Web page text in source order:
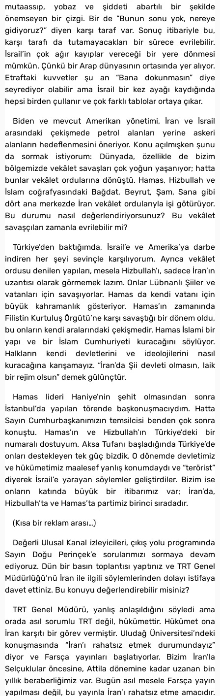
mutaassıp, yobaz ve şiddeti abartılı bir şekilde
önemseyen bir çizgi. Bir de “Bunun sonu yok, nereye
gidiyoruz?” diyen karşı taraf var. Sonuç itibariyle bu,
karşı tarafı da tutamayacakları bir sürece evrilebilir.
İsrail’in çok ağır kayıplar vereceği bir yere dönmesi
mümkün. Çünkü bir Arap dünyasının ortasında yer alıyor.
Etraftaki kuvvetler şu an “Bana dokunmasın” diye
seyrediyor olabilir ama İsrail bir kez ayağı kaydığında
hepsi birden çullanır ve çok farklı tablolar ortaya çıkar.
Biden ve mevcut Amerikan yönetimi, İran ve İsrail
arasındaki çekişmede petrol alanları yerine askeri
alanların hedeflenmesini öneriyor. Konu açılmışken şunu
da sormak istiyorum: Dünyada, özellikle de bizim
bölgemizde vekâlet savaşları çok yoğun yaşanıyor; hatta
bunlar vekâlet ordularına dönüştü. Hamas, Hizbullah ve
İslam coğrafyasındaki Bağdat, Beyrut, Şam, Sana gibi
dört ana merkezde İran vekâlet ordularıyla işi götürüyor.
Bu durumu nasıl değerlendiriyorsunuz? Bu vekâlet
savaşçıları zamanla evrilebilir mi?
Türkiye’den baktığımda, İsrail’e ve Amerika’ya darbe
indiren her şeyi sevinçle karşılıyorum. Ayrıca vekâlet
ordusu denilen yapıları, mesela Hizbullah’ı, sadece İran’ın
uzantısı olarak görmemek lazım. Onlar Lübnanlı Şiiler ve
vatanları için savaşıyorlar. Hamas da kendi vatanı için
büyük kahramanlık gösteriyor. Hamas’ın zamanında
Filistin Kurtuluş Örgütü’ne karşı savaştığı bir dönem oldu,
bu onların kendi aralarındaki çekişmedir. Hamas İslami bir
yapı ve bir İslam Cumhuriyeti kuracağını söylüyor.
Halkların kendi devletlerini ve ideolojilerini nasıl
kuracağına karışamayız. “İran’da Şii devleti olmasın, laik
bir rejim olsun” demek gülünçtür.
Hamas lideri Haniye’nin şehit olmasından sonra
İstanbul’da yapılan törende başkonuşmacıydım. Hatta
Sayın Cumhurbaşkanımızın temsilcisi benden çok sonra
konuştu. Hamas’ın ve Hizbullah’ın Türkiye’deki bir
numaralı dostuyum. Aksa Tufanı başladığında Türkiye’de
onları destekleyen tek güç bizdik. O dönemde devletimiz
ve hükümetimiz maalesef yanlış konumdaydı ve “terörist”
diyerek İsrail’e yarayan söylemler geliştirdiler. Bizim ise
onların katında büyük bir itibarımız var; İran’da,
Hizbullah’ta ve Hamas’ta partimiz birinci sıradadır.
(Kısa bir reklam arası…)
Değerli Ulusal Kanal izleyicileri, çıkış yolu programında
Sayın Doğu Perinçek’e sorularımızı sormaya devam
ediyoruz. Dün bir basın toplantısı yaptınız ve TRT Genel
Müdürlüğü’nü İran ile ilgili söylemlerinden dolayı istifaya
davet ettiniz. Bu konuyu değerlendirebilir misiniz?
TRT Genel Müdürü, yanlış anlaşıldığını söyledi ama
orada asıl sorumlu TRT değil, hükümettir. Hükümet ona
İran karşıtı bir görev vermiştir. Uludağ Üniversitesi’ndeki
konuşmasında “İran’ı rahatsız etmek durumundayız”
diyor ve Farsça yayınları başlatıyorlar. Bizim İran’la
Selçuklular öncesine, Attila dönemine kadar uzanan bin
yıllık beraberliğimiz var. Bugün asıl mesele Farsça yayın
yapılması değil, bu yayınla İran’ı rahatsız etme amacıdır.